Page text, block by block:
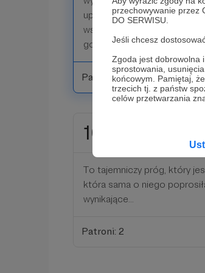
przechowywanie przez
DO SERWISU.
Jeśli chcesz
Zgoda jest dobrowolna
sprostowania,
końcowym. Pamiętaj,
trzecich tj. z państw
celów przetwarzania
uprawnień z pozostałych
wsparcie, podejmuje się (o
go w programie i razem z
Patroni: 1
161 zł
To tajemniczy próg, który
która sama o niego
wynikające...
Patroni: 2